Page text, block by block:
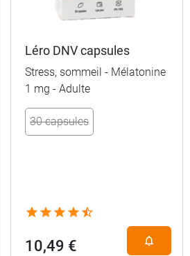
Léro DNV capsules
Stress, sommeil - Mélatonine
1 mg - Adulte
30 capsules
10,49 €